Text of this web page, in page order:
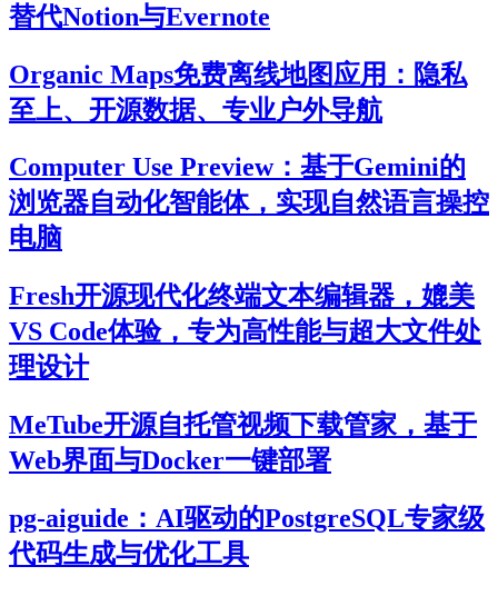
替代Notion与Evernote
Organic Maps免费离线地图应用：隐私
至上、开源数据、专业户外导航
Computer Use Preview：基于Gemini的
浏览器自动化智能体，实现自然语言操控
电脑
Fresh开源现代化终端文本编辑器，媲美
VS Code体验，专为高性能与超大文件处
理设计
MeTube开源自托管视频下载管家，基于
Web界面与Docker一键部署
pg-aiguide：AI驱动的PostgreSQL专家级
代码生成与优化工具